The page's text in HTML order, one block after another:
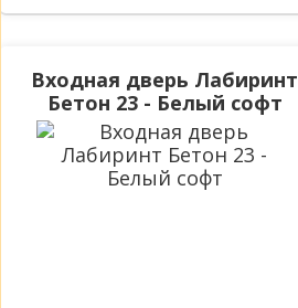
Входная дверь Лабиринт
Бетон 23 - Белый софт